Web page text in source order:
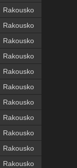
Rakousko
Rakousko
Rakousko
Rakousko
Rakousko
Rakousko
Rakousko
Rakousko
Rakousko
Rakousko
Rakousko